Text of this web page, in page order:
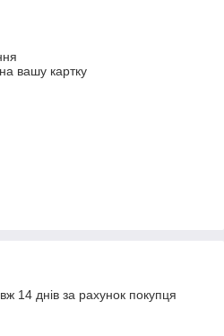
вашу картку
14 днів за рахунок покупця